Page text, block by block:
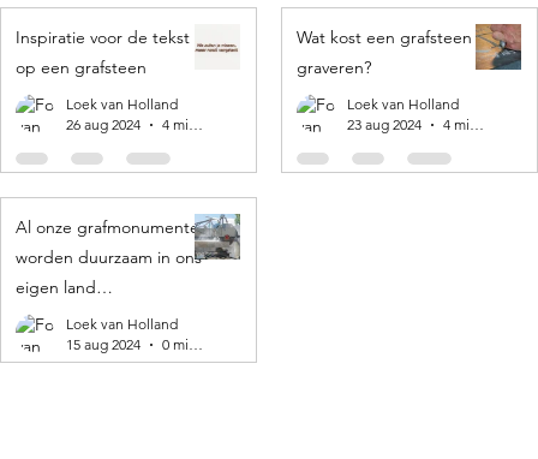
Inspiratie voor de tekst
op een grafsteen
Loek van Holland
26 aug 2024
4 minuten om te lezen
Wat kost een grafsteen
graveren?
Loek van Holland
23 aug 2024
4 minuten om te lezen
Al onze grafmonumenten
worden duurzaam in ons
eigen land
geproduceerd! 🌍
Loek van Holland
15 aug 2024
0 minuten om te lezen